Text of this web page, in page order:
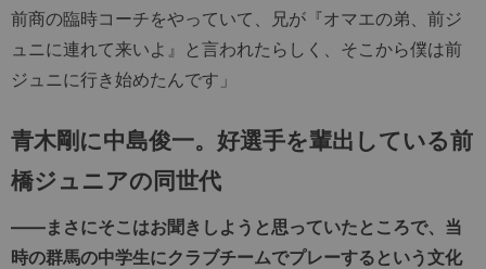
前商の臨時コーチをやっていて、兄が『オマエの弟、前ジ
ュニに連れて来いよ』と言われたらしく、そこから僕は前
ジュニに行き始めたんです」
青木剛に中島俊一。好選手を輩出している前
橋ジュニアの同世代
――まさにそこはお聞きしようと思っていたところで、当
時の群馬の中学生にクラブチームでプレーするという文化